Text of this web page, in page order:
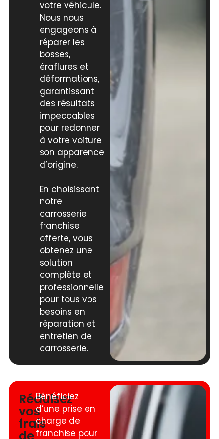
votre véhicule.
Nous nous
engageons à
réparer les
bosses,
éraflures et
déformations,
garantissant
des résultats
impeccables
pour redonner
à votre voiture
son apparence
d’origine.
En choisissant
notre
carrosserie
franchise
offerte, vous
obtenez une
solution
complète et
professionnelle
pour tous vos
besoins en
réparation et
entretien de
carrosserie.
Réduisez
vos
frais
Bénéficiez
d’une prise en
charge de
franchise pour